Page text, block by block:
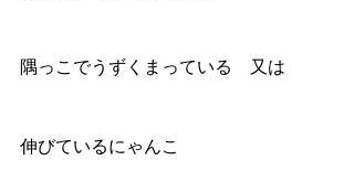
隅っこでうずくまっている　又は
伸びているにゃんこ